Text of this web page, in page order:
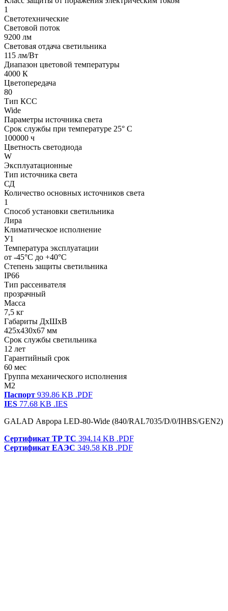
1
Светотехнические
Световой поток
9200 лм
Световая отдача светильника
115 лм/Вт
Диапазон цветовой температуры
4000 К
Цветопередача
80
Тип КСС
Wide
Параметры источника света
Срок службы при температуре 25° С
100000 ч
Цветность светодиода
W
Эксплуатационные
Тип источника света
СД
Количество основных источников света
1
Способ установки светильника
Лира
Климатическое исполнение
У1
Температура эксплуатации
от -45°С до +40°С
Степень защиты светильника
IP66
Тип рассеивателя
прозрачный
Масса
7,5 кг
Габариты ДхШхВ
425x430x67 мм
Срок службы светильника
12 лет
Гарантийный срок
60 мес
Группа механического исполнения
M2
Паспорт 939.86 KB .PDF
IES 77.68 KB .IES
GALAD Аврора LED-80-Wide (840/RAL7035/D/0/IHBS/GEN2)
Сертификат ТР ТС 394.14 KB .PDF
Сертификат ЕАЭС 349.58 KB .PDF